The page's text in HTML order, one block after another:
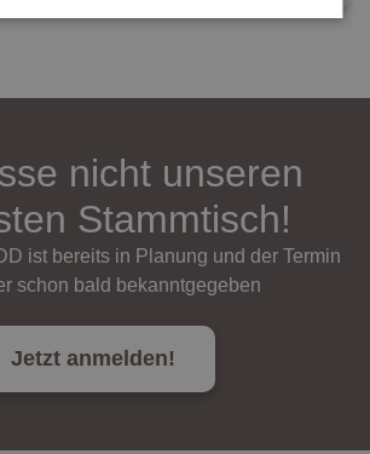
nicht unseren
Stammtisch!
ist bereits in Planung und der Termin
schon bald bekanntgegeben
Jetzt anmelden!